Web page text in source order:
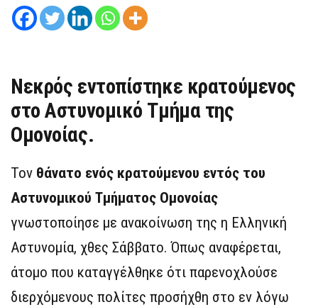
Νεκρός εντοπίστηκε κρατούμενος
στο Αστυνομικό Τμήμα της
Ομονοίας.
Τον θάνατο ενός κρατούμενου εντός του
Αστυνομικού Τμήματος Ομονοίας
γνωστοποίησε με ανακοίνωση της η Ελληνική
Αστυνομία, χθες Σάββατο. Όπως αναφέρεται,
άτομο που καταγγέλθηκε ότι παρενοχλούσε
διερχόμενους πολίτες προσήχθη στο εν λόγω